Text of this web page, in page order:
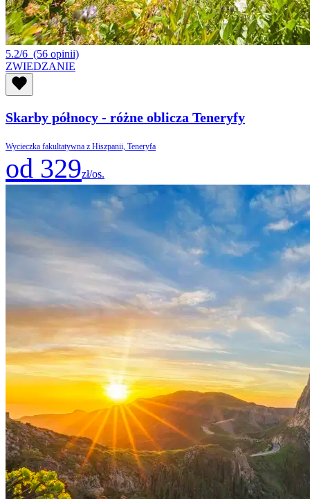
5.2/6 (56 opinii)
ZWIEDZANIE
Skarby północy - różne oblicza Teneryfy
Wycieczka fakultatywna z Hiszpanii, Teneryfa
od 329zł/os.